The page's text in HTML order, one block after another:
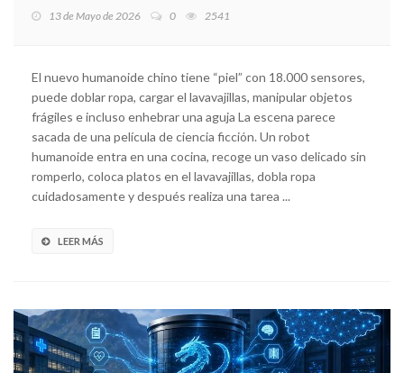
13 de Mayo de 2026 0 2541
El nuevo humanoide chino tiene “piel” con 18.000 sensores,
puede doblar ropa, cargar el lavavajillas, manipular objetos
frágiles e incluso enhebrar una aguja La escena parece
sacada de una película de ciencia ficción. Un robot
humanoide entra en una cocina, recoge un vaso delicado sin
romperlo, coloca platos en el lavavajillas, dobla ropa
cuidadosamente y después realiza una tarea ...
LEER MÁS